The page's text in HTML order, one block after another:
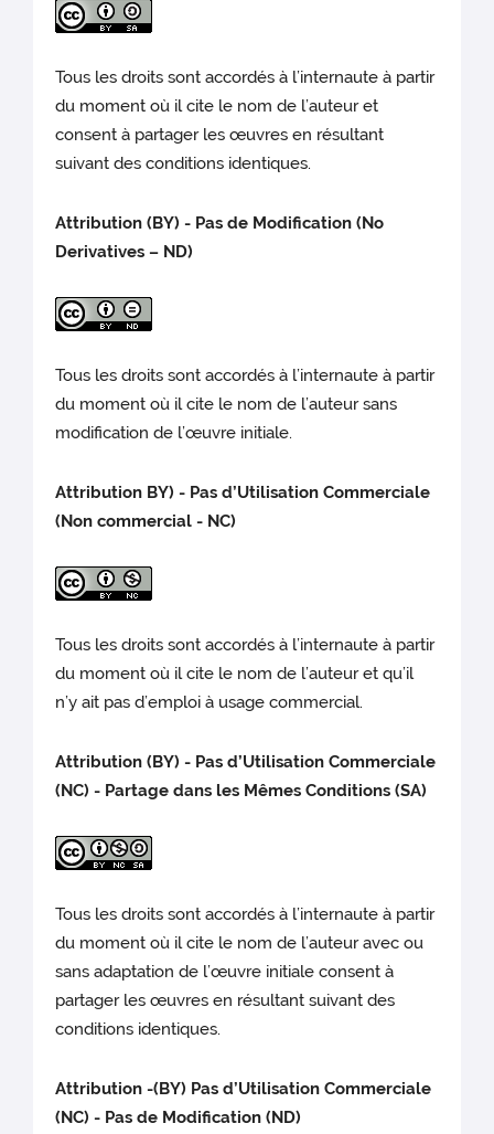
Tous les droits sont accordés à l’internaute à partir
du moment où il cite le nom de l’auteur et
consent à partager les œuvres en résultant
suivant des conditions identiques.
Attribution (BY) - Pas de Modification (No
Derivatives – ND)
Tous les droits sont accordés à l’internaute à partir
du moment où il cite le nom de l’auteur sans
modification de l’œuvre initiale.
Attribution BY) - Pas d’Utilisation Commerciale
(Non commercial - NC)
Tous les droits sont accordés à l’internaute à partir
du moment où il cite le nom de l’auteur et qu’il
n’y ait pas d’emploi à usage commercial.
Attribution (BY) - Pas d’Utilisation Commerciale
(NC) - Partage dans les Mêmes Conditions (SA)
Tous les droits sont accordés à l’internaute à partir
du moment où il cite le nom de l’auteur avec ou
sans adaptation de l’œuvre initiale consent à
partager les œuvres en résultant suivant des
conditions identiques.
Attribution -(BY) Pas d’Utilisation Commerciale
(NC) - Pas de Modification (ND)